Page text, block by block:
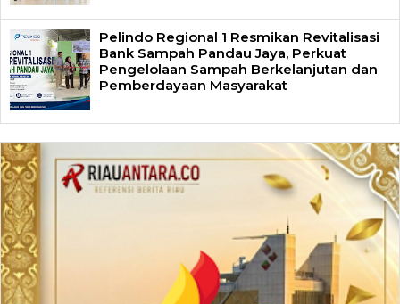
Pelindo Regional 1 Resmikan Revitalisasi
Bank Sampah Pandau Jaya, Perkuat
Pengelolaan Sampah Berkelanjutan dan
Pemberdayaan Masyarakat